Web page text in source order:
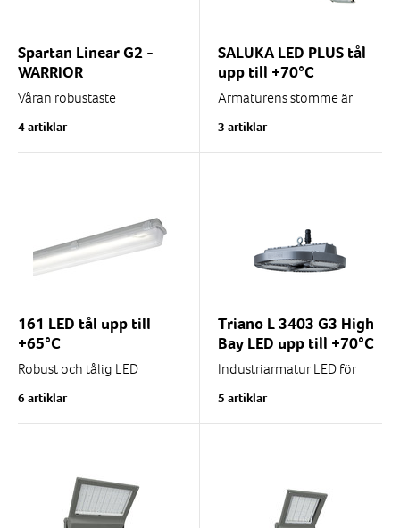
Spartan Linear G2 -
WARRIOR
Våran robustaste
kllimat. Tål ner till -40°C
och upp till +60°C.
4 artiklar
SALUKA LED PLUS tål
upp till +70°C
Armaturens stomme är
med härdat frontglas som
är matt frostat.
3 artiklar
161 LED tål upp till
+65°C
Robust och tålig LED
med bred tillåten
omgivningstemperatur från
6 artiklar
Triano L 3403 G3 High
Bay LED upp till +70°C
Industriarmatur LED för
verkstäder. Tillåten
omgivningstemperatur
5 artiklar